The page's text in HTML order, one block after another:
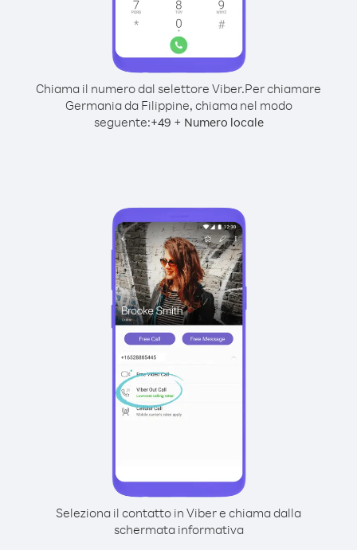
Chiama il numero dal selettore Viber.Per chiamare
Germania da Filippine, chiama nel modo
seguente:+49 + Numero locale
Seleziona il contatto in Viber e chiama dalla
schermata informativa